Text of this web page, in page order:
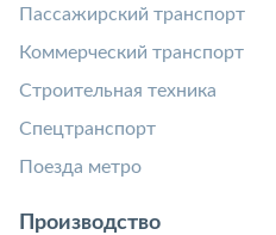
Пассажирский транспорт
Коммерческий транспорт
Строительная техника
Спецтранспорт
Поезда метро
Производство